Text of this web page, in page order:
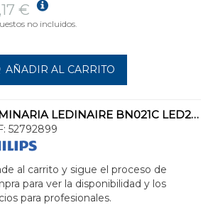
€
no incluidos.
AÑADIR AL CARRITO
LUMINARIA LEDINAIRE BN021C LED25S/840 L1500
52792899
al carrito y sigue el proceso de
para ver la disponibilidad y los
para profesionales.